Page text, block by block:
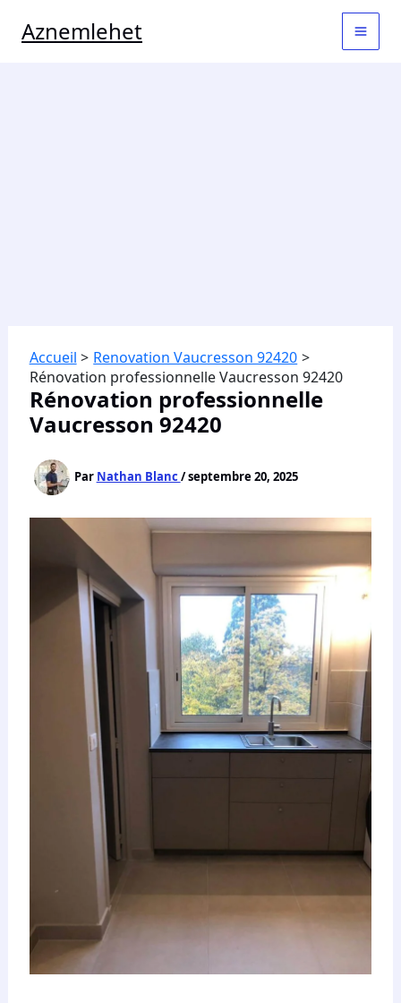
Aznemlehet
Accueil
Renovation Vaucresson 92420
Rénovation professionnelle Vaucresson 92420
Rénovation professionnelle
Vaucresson 92420
Par Nathan Blanc/septembre 20, 2025